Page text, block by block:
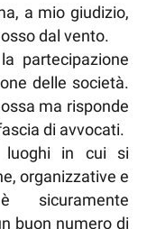
a mio giudizio,
dal vento.
partecipazione
delle società.
ma risponde
di avvocati.
luoghi in cui si
organizzative e
sicuramente
buon numero di